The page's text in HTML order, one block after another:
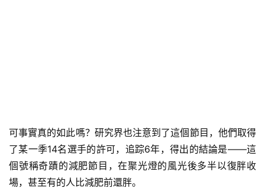
可事實真的如此嗎？研究界也注意到了這個節目，他們取得
了某一季14名選手的許可，追踪6年，得出的結論是——這
個號稱奇蹟的減肥節目，在聚光燈的風光後多半以復胖收
場，甚至有的人比減肥前還胖。